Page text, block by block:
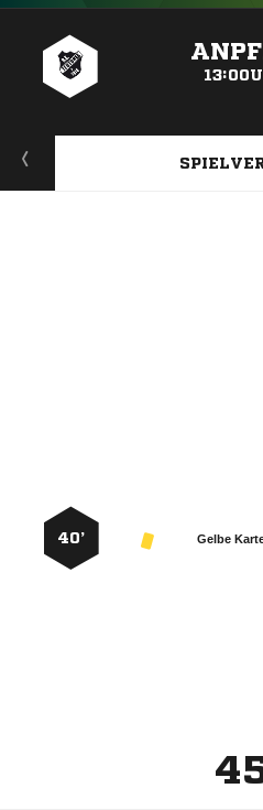
Gelbe
40’